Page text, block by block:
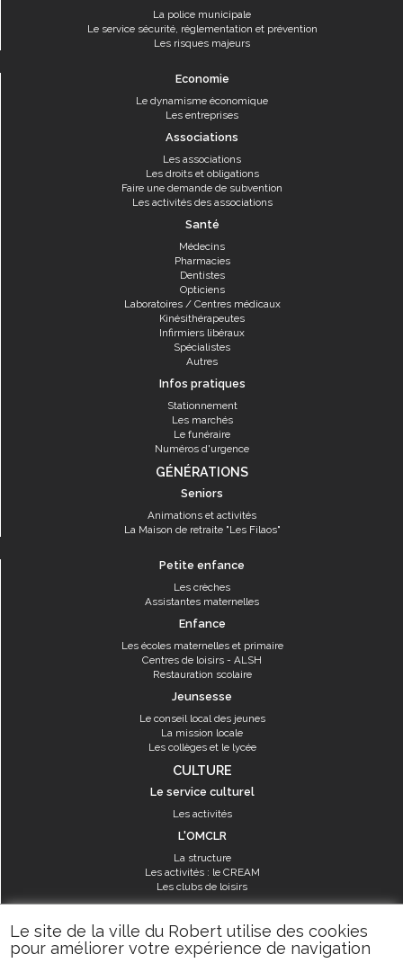
Le site de la ville du Robert utilise des cookies
pour améliorer votre expérience de navigation
La police municipale
Le service sécurité, réglementation et prévention
Les risques majeurs
Economie
Le dynamisme économique
Les entreprises
Associations
Les associations
Les droits et obligations
Faire une demande de subvention
Les activités des associations
Santé
Médecins
Pharmacies
Dentistes
Opticiens
Laboratoires / Centres médicaux
Kinésithérapeutes
Infirmiers libéraux
Spécialistes
Autres
Infos pratiques
Stationnement
Les marchés
Le funéraire
Numéros d'urgence
GÉNÉRATIONS
Seniors
Animations et activités
La Maison de retraite "Les Filaos"
Petite enfance
Les crèches
Assistantes maternelles
Enfance
Les écoles maternelles et primaire
Centres de loisirs - ALSH
Restauration scolaire
Jeunsesse
Le conseil local des jeunes
La mission locale
Les collèges et le lycée
CULTURE
Le service culturel
Les activités
L'OMCLR
La structure
Les activités : le CREAM
Les clubs de loisirs
SPORT
Les équipements sportifs
Les aménagements municipaux